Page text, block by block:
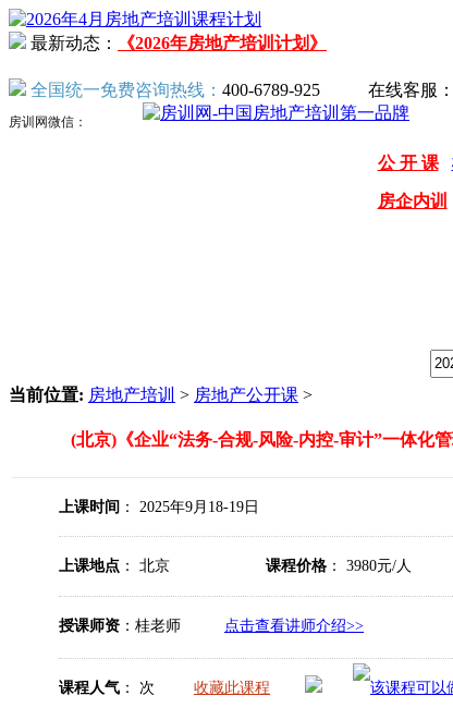
最新动态：
《2026年房地产培训计划》
全国统一免费咨询热线： 400-6789-925 在线客服：
房训网微信：
公 开 课
房企内训
当前位置: 房地产培训 > 房地产公开课 >
(北京)《企业“法务-合规-风险-内控-审计”一体化
上课时间 ： 2025年9月18-19日
上课地点 ： 北京 课程价格 ： 3980元/人
授课师资 ：桂老师 点击查看讲师介绍>>
课程人气 ： 次 收藏此课程